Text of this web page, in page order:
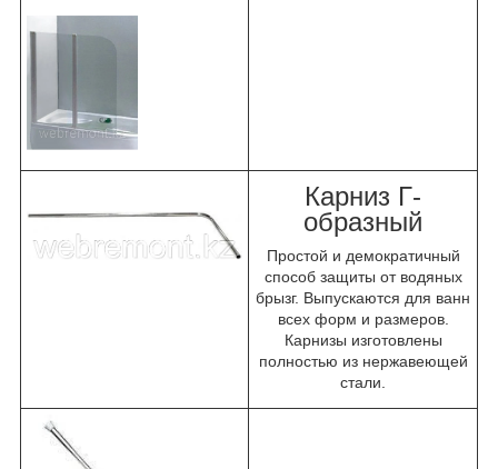
Карниз Г-
образный
Простой и демократичный
способ защиты от водяных
брызг. Выпускаются для ванн
всех форм и размеров.
Карнизы изготовлены
полностью из нержавеющей
стали.